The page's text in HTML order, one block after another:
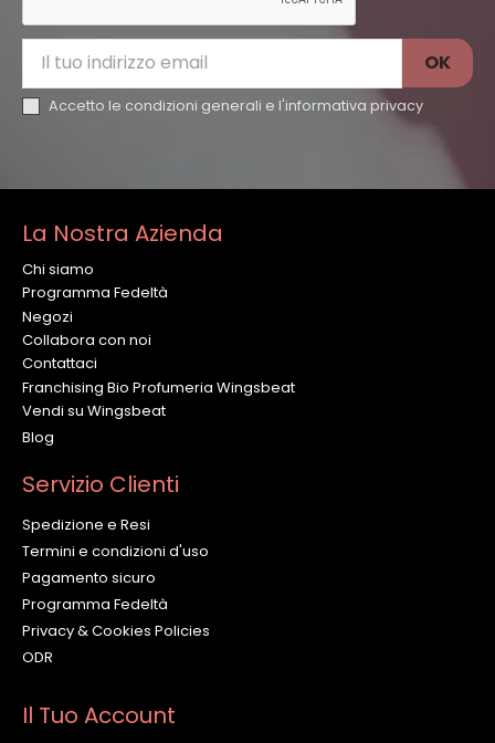
Accetto le condizioni generali e l'informativa privacy
La Nostra Azienda
Chi siamo
Programma Fedeltà
Negozi
Collabora con noi
Contattaci
Franchising Bio Profumeria Wingsbeat
Vendi su Wingsbeat
Blog
Servizio Clienti
Spedizione e Resi
Termini e condizioni d'uso
Pagamento sicuro
Programma Fedeltà
Privacy & Cookies Policies
ODR
Il Tuo Account